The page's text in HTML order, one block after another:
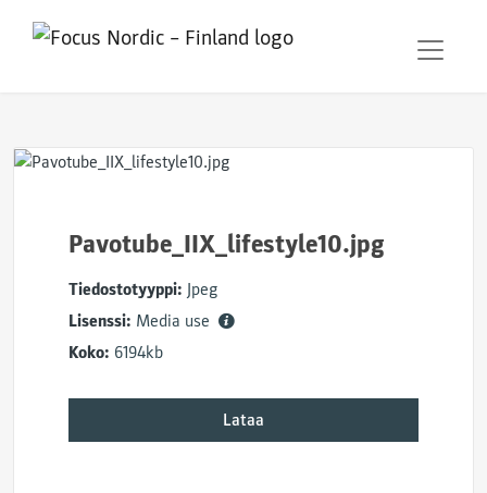
Pavotube_IIX_lifestyle10.jpg
Tiedostotyyppi: Jpeg
Lisenssi: Media use
Koko: 6194kb
Lataa